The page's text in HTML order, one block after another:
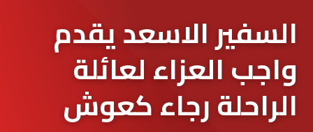
السفير الاسعد يقدم
واجب العزاء لعائلة
الراحلة رجاء كعوش